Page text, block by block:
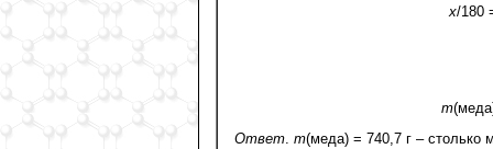
х/180
m
Ответ. m(меда) = 740,7 г – cтолько